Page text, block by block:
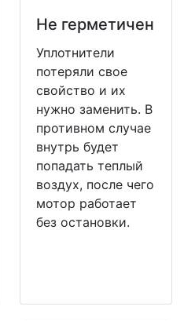
Не герметичен
Уплотнители
потеряли свое
свойство и их
нужно заменить. В
противном случае
внутрь будет
попадать теплый
воздух, после чего
мотор работает
без остановки.